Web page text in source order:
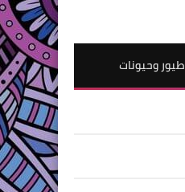
طيور وحيونات